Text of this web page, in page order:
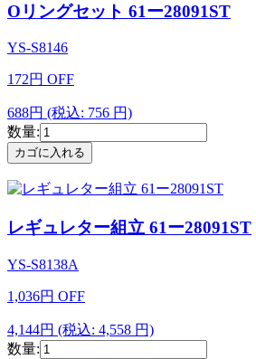
Oリングセット 61ー28091ST
YS-S8146
172円 OFF
688円 (税込: 756 円)
数量:
レギュレター組立 61ー28091ST
YS-S8138A
1,036円 OFF
4,144円 (税込: 4,558 円)
数量: